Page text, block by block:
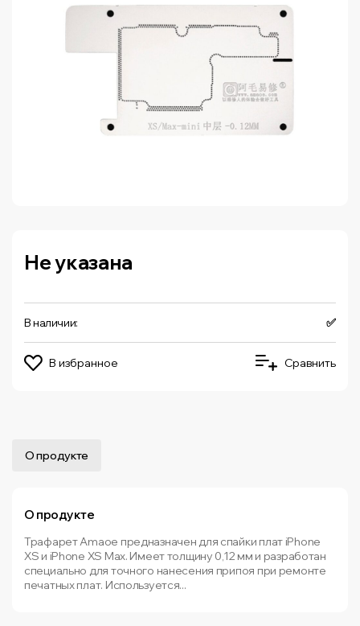
Не указана
В наличии: ✅
В избранное Сравнить
О продукте
О продукте
Трафарет Amaoe предназначен для спайки плат iPhone
XS и iPhone XS Max. Имеет толщину 0,12 мм и разработан
специально для точного нанесения припоя при ремонте
печатных плат. Используется...